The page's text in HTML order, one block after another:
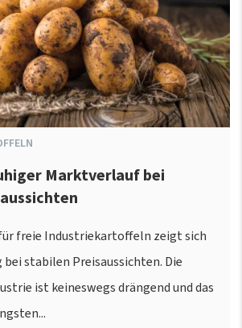
Marktverlauf bei
freie Industriekartoffeln zeigt sich
stabilen Preisaussichten. Die
ist keineswegs drängend und das